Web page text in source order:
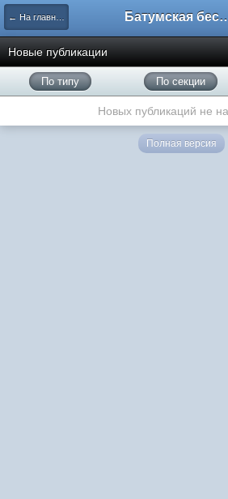
← На главную
Новые публикации
По типу По секции
Новых публикаций не
Полная версия